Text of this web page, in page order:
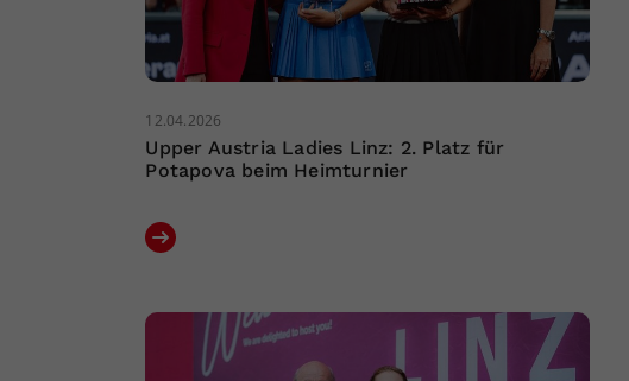
12.04.2026
Upper Austria Ladies Linz: 2. Platz für
Potapova beim Heimturnier